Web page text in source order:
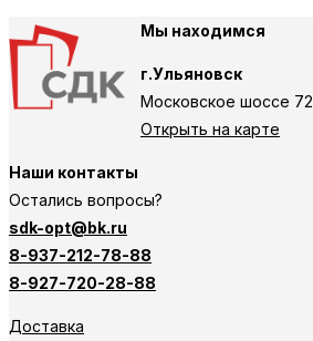
Мы находимся
г.Ульяновск
Московское шоссе 72
Открыть на карте
Наши контакты
Остались вопросы?
sdk-opt@bk.ru
8-937-212-78-88
8-927-720-28-88
Доставка